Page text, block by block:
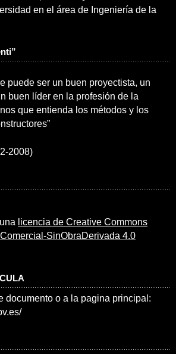
en el área de Ingeniería de la
puede ser un buen proyectista, un
buen líder en la profesión de la
que entienda los métodos y los
2008)
licencia de Creative Commons
SinObraDerivada 4.0
documento o a la pagina principal: